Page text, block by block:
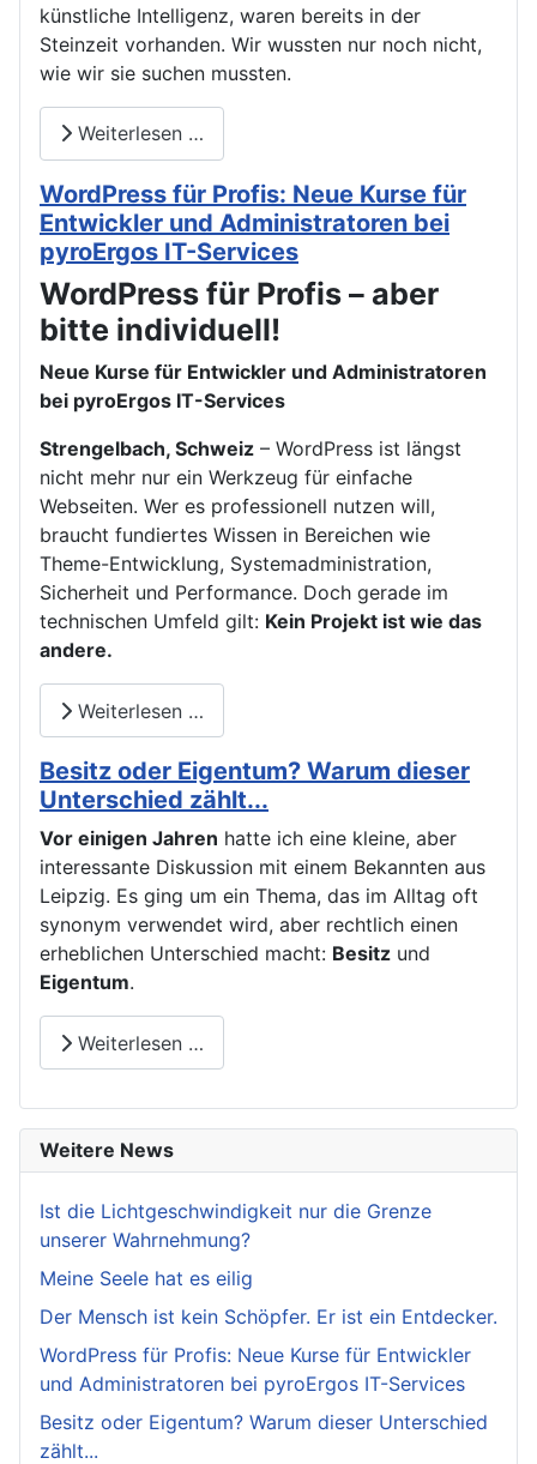
künstliche Intelligenz, waren bereits in der
Steinzeit vorhanden. Wir wussten nur noch nicht,
wie wir sie suchen mussten.
Weiterlesen …
WordPress für Profis: Neue Kurse für
Entwickler und Administratoren bei
pyroErgos IT-Services
WordPress für Profis – aber
bitte individuell!
Neue Kurse für Entwickler und Administratoren
bei pyroErgos IT-Services
Strengelbach, Schweiz – WordPress ist längst
nicht mehr nur ein Werkzeug für einfache
Webseiten. Wer es professionell nutzen will,
braucht fundiertes Wissen in Bereichen wie
Theme-Entwicklung, Systemadministration,
Sicherheit und Performance. Doch gerade im
technischen Umfeld gilt: Kein Projekt ist wie das
andere.
Weiterlesen …
Besitz oder Eigentum? Warum dieser
Unterschied zählt...
Vor einigen Jahren hatte ich eine kleine, aber
interessante Diskussion mit einem Bekannten aus
Leipzig. Es ging um ein Thema, das im Alltag oft
synonym verwendet wird, aber rechtlich einen
erheblichen Unterschied macht: Besitz und
Eigentum.
Weiterlesen …
Weitere News
Ist die Lichtgeschwindigkeit nur die Grenze
unserer Wahrnehmung?
Meine Seele hat es eilig
Der Mensch ist kein Schöpfer. Er ist ein Entdecker.
WordPress für Profis: Neue Kurse für Entwickler
und Administratoren bei pyroErgos IT-Services
Besitz oder Eigentum? Warum dieser Unterschied
zählt...